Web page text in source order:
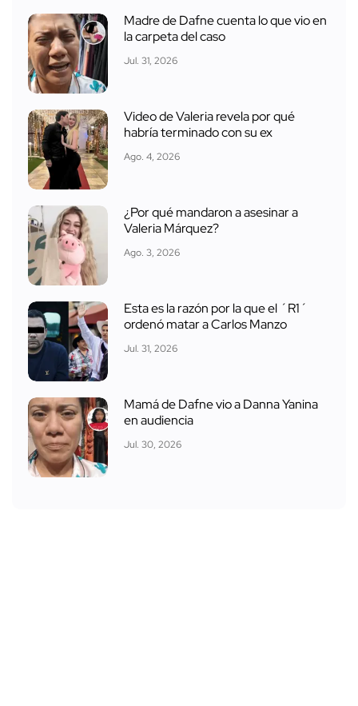
Madre de Dafne cuenta lo que vio en
la carpeta del caso
Jul. 31, 2026
Video de Valeria revela por qué
habría terminado con su ex
Ago. 4, 2026
¿Por qué mandaron a asesinar a
Valeria Márquez?
Ago. 3, 2026
Esta es la razón por la que el ´R1´
ordenó matar a Carlos Manzo
Jul. 31, 2026
Mamá de Dafne vio a Danna Yanina
en audiencia
Jul. 30, 2026